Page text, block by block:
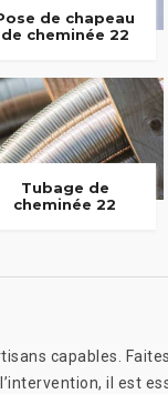
de chapeau
de cheminée 22
Tubage de
cheminée 22
capables.
il est